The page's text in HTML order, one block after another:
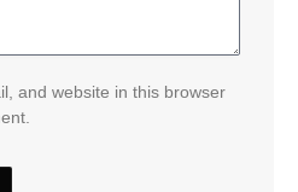
and website in this browser